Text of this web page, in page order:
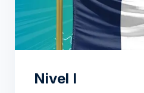
Nivel I